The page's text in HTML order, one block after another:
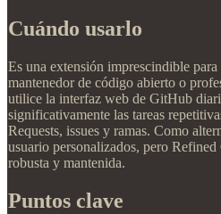
Cuándo usarlo
Es una extensión imprescindible
mantenedor de código abierto o
utilice la interfaz web de GitHub
significativamente las tareas
Requests, issues y ramas. Como
usuario personalizados, pero
robusta y mantenida.
Puntos clave